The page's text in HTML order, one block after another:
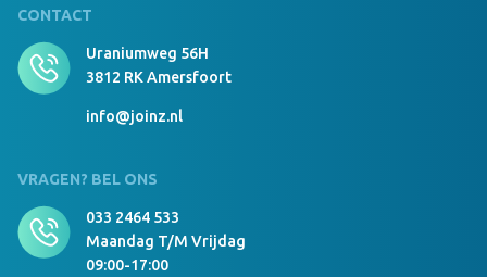
CONTACT
Uraniumweg 56H
3812 RK Amersfoort
info@joinz.nl
VRAGEN? BEL ONS
033 2464 533
Maandag T/m Vrijdag
09:00-17:00